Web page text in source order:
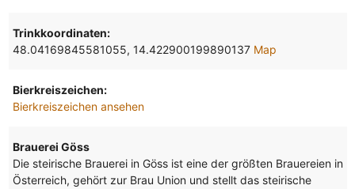
Trinkkoordinaten:
48.04169845581055, 14.422900199890137 Map
Bierkreiszeichen:
Bierkreiszeichen ansehen
Brauerei Göss
Die steirische Brauerei in Göss ist eine der größten Brauereien in
Österreich, gehört zur Brau Union und stellt das steirische